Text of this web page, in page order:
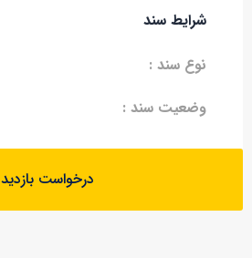
شرایط سند
نوع سند :
وضعیت سند :
درخواست بازدید